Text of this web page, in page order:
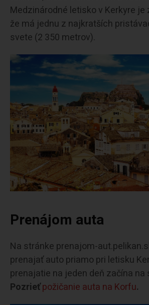
Medzinárodné letisko v Kerkyre je
že má jednu z najkratších
svete (2 350 metrov).
Prenájom auta
Na stránke prenajom-
prenajať auto priamo pri letisku
prenajatie na jeden deň začína na
Pozrieťpožičanie auta na Korfu.